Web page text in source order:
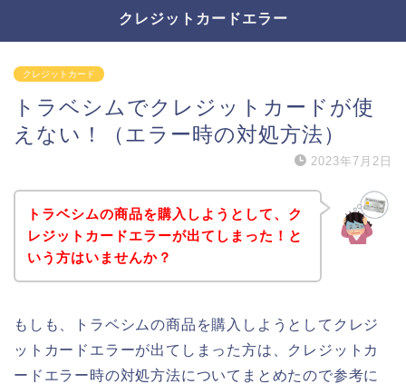
クレジットカードエラー
クレジットカード
トラベシムでクレジットカードが使
えない！（エラー時の対処方法）
2023年7月2日
トラベシムの商品を購入しようとして、ク
レジットカードエラーが出てしまった！と
いう方はいませんか？
もしも、トラベシムの商品を購入しようとしてクレジ
ットカードエラーが出てしまった方は、クレジットカ
ードエラー時の対処方法についてまとめたので参考に